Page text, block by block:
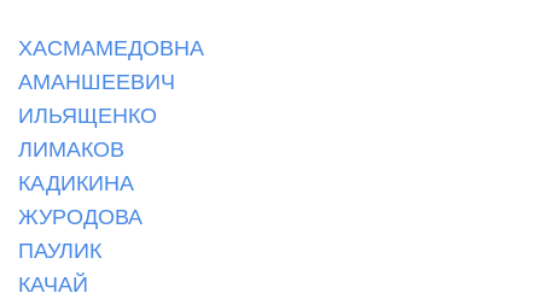
ХАСМАМЕДОВНА
АМАНШЕЕВИЧ
ИЛЬЯЩЕНКО
ЛИМАКОВ
КАДИКИНА
ЖУРОДОВА
ПАУЛИК
КАЧАЙ